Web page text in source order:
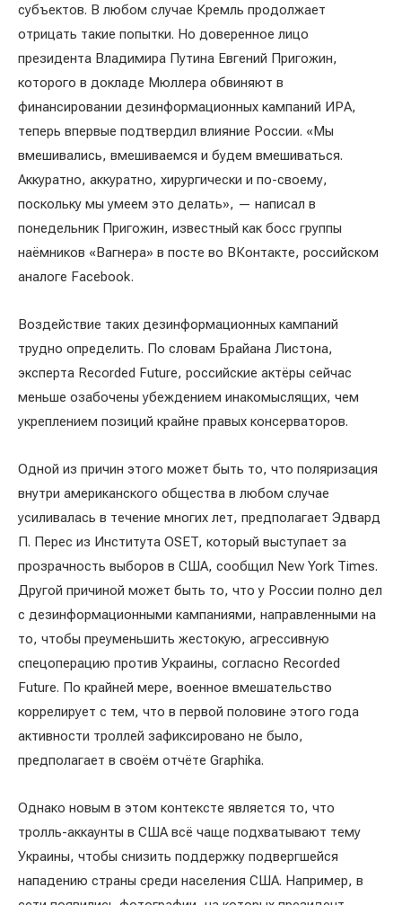
субъектов. В любом случае Кремль продолжает
отрицать такие попытки. Но доверенное лицо
президента Владимира Путина Евгений Пригожин,
которого в докладе Мюллера обвиняют в
финансировании дезинформационных кампаний ИРА,
теперь впервые подтвердил влияние России. «Мы
вмешивались, вмешиваемся и будем вмешиваться.
Аккуратно, аккуратно, хирургически и по-своему,
поскольку мы умеем это делать», — написал в
понедельник Пригожин, известный как босс группы
наёмников «Вагнера» в посте во ВКонтакте, российском
аналоге Facebook.
Воздействие таких дезинформационных кампаний
трудно определить. По словам Брайана Листона,
эксперта Recorded Future, российские актёры сейчас
меньше озабочены убеждением инакомыслящих, чем
укреплением позиций крайне правых консерваторов.
Одной из причин этого может быть то, что поляризация
внутри американского общества в любом случае
усиливалась в течение многих лет, предполагает Эдвард
П. Перес из Института OSET, который выступает за
прозрачность выборов в США, сообщил New York Times.
Другой причиной может быть то, что у России полно дел
с дезинформационными кампаниями, направленными на
то, чтобы преуменьшить жестокую, агрессивную
спецоперацию против Украины, согласно Recorded
Future. По крайней мере, военное вмешательство
коррелирует с тем, что в первой половине этого года
активности троллей зафиксировано не было,
предполагает в своём отчёте Graphika.
Однако новым в этом контексте является то, что
тролль-аккаунты в США всё чаще подхватывают тему
Украины, чтобы снизить поддержку подвергшейся
нападению страны среди населения США. Например, в